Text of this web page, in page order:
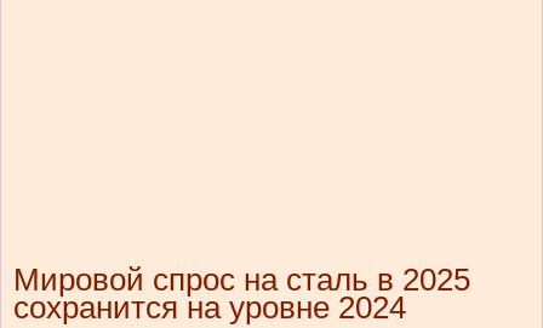
Мировой спрос на сталь в 2025
сохранится на уровне 2024